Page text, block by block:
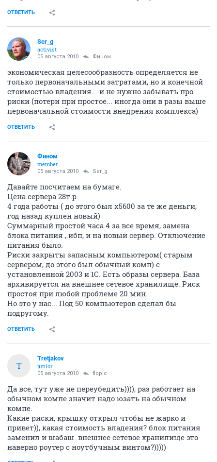
ОТВЕТИТЬ
Ser_g
activist
05 августа 2010 Фином
экономическая целесообразность определяется не
только первоначальными затратами, но и конечной
стоимостью владения... и не нужно забывать про
риски (потери при простое... иногда они в разы выше
первоначальной стоимости внедрения комплекса)
ОТВЕТИТЬ
Фином
member
05 августа 2010 Ser_g
Давайте посчитаем на бумаге.
Цена сервера 28т.р.
4 года работы ( до этого был x5600 за те же деньги,
год назад куплен новый)
Суммарный простой часа 4 за все время, замена
блока питания , ибп, и на новый сервер. Отключение
питания было.
Риски закрыты запасным компьютером( старым
сервером, до этого был обычный комп) с
установленной 2003 и 1С. Есть образы сервера. База
архивируется на внешнее сетевое хранилище. Риск
простоя при любой проблеме 20 мин.
Но это у нас... Под 50 компьютеров сделал бы
подругому.
ОТВЕТИТЬ
T
Tretjakov
junior
05 августа 2010 flopic
Да все, тут уже не переубедить)))), раз работает на
обычном компе значит надо юзать на обычном
компе.
Какие риски, крышку открыл чтобы не жарко и
привет)), какая стоимость владения? блок питания
заменил и шабаш. внешнее сетевое хранилище это
наверно роутер с ноутбучным винтом?)))))